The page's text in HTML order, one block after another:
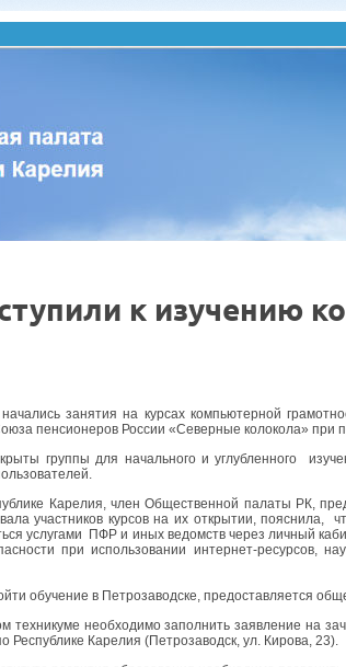
к изучению
занятия на курсах компьютерной
пенсионеров России «Северные колокола» при
группы для начального и углубленного
Карелия, член Общественной палаты РК,
участников курсов на их открытии,
услугами ПФР и иных ведомств через личный
при использовании интернет-ресурсов,
обучение в Петрозаводске, предоставляется
техникуме необходимо заполнить заявление на
Карелия (Петрозаводск, ул. Кирова, 23).